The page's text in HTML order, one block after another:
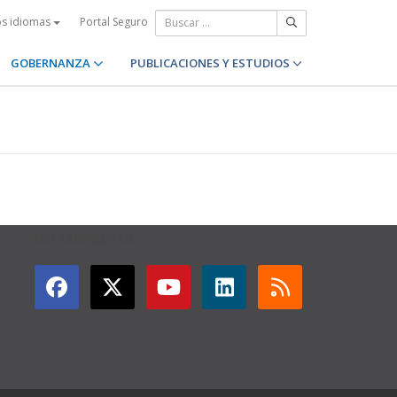
idiomas Portal Seguro
GOBERNANZA PUBLICACIONES Y ESTUDIOS